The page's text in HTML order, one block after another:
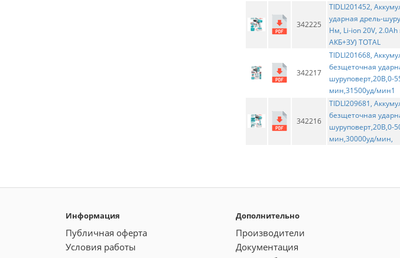
342225
TIDLI201452,
ударная дрель-
Нм, Li-ion 20V, 2.0Ah
АКБ+ЗУ) TOTAL
342217
TIDLI201668,
безщеточная
шуруповерт,20В,0-
мин,31500уд/мин1
342216
TIDLI209681,
безщеточная
шуруповерт,20В,0-
мин,30000уд/мин,
Информация
Публичная оферта
Условия работы
Дополнительно
Производители
Документация